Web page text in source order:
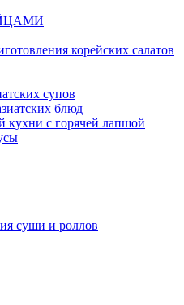
корейских салатов
супов
блюд
кухни с горячей лапшой
суши и роллов